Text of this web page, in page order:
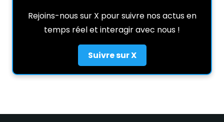
Rejoins-nous sur X pour suivre nos actus en
temps réel et interagir avec nous !
Suivre sur X